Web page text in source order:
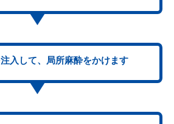
入して、局所麻酔をかけます